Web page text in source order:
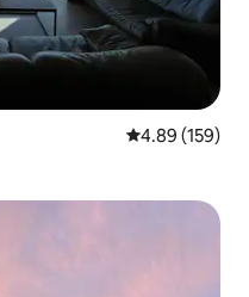
평점 4.89점(5
4.89 (159)